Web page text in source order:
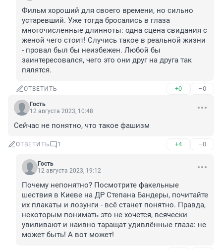
Фильм хороший для своего времени, но сильно
устаревший. Уже тогда бросались в глаза
многочисленные длинноты: одна сцена свидания с
женой чего стоит! Случись такое в реальной жизни
- провал был бы неизбежен. Любой бы
заинтересовался, чего это они друг на друга так
пялятся.
ОТВЕТИТЬ +0 –0
Гость
12 августа 2023, 10:48
Сейчас не понятно, что такое фашизм
ОТВЕТИТЬ 1 +4 –0
Гость
12 августа 2023, 19:12
Почему непонятно? Посмотрите факельные
шествия в Киеве на ДР Степана Бандеры, почитайте
их плакаты и лозунги - всё станет понятно. Правда,
некоторым понимать это не хочется, всячески
увиливают и наивно таращат удивлённые глаза: не
может быть! А вот может!